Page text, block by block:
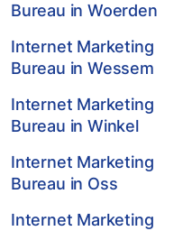
Bureau in Woerden
Internet Marketing
Bureau in Wessem
Internet Marketing
Bureau in Winkel
Internet Marketing
Bureau in Oss
Internet Marketing